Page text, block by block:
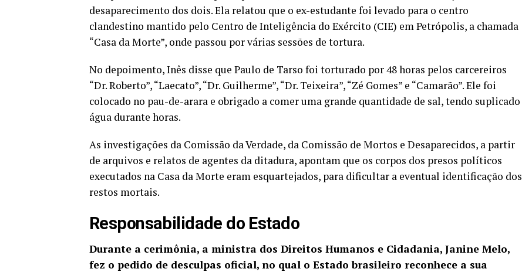
desaparecimento dos dois. Ela relatou que o ex-estudante foi levado para o centro
clandestino mantido pelo Centro de Inteligência do Exército (CIE) em Petrópolis, a chamada
“Casa da Morte”, onde passou por várias sessões de tortura.
No depoimento, Inês disse que Paulo de Tarso foi torturado por 48 horas pelos carcereiros
“Dr. Roberto”, “Laecato”, “Dr. Guilherme”, “Dr. Teixeira”, “Zé Gomes” e “Camarão”. Ele foi
colocado no pau-de-arara e obrigado a comer uma grande quantidade de sal, tendo suplicado
água durante horas.
As investigações da Comissão da Verdade, da Comissão de Mortos e Desaparecidos, a partir
de arquivos e relatos de agentes da ditadura, apontam que os corpos dos presos políticos
executados na Casa da Morte eram esquartejados, para dificultar a eventual identificação dos
restos mortais.
Responsabilidade do Estado
Durante a cerimônia, a ministra dos Direitos Humanos e Cidadania, Janine Melo,
fez o pedido de desculpas oficial, no qual o Estado brasileiro reconhece a sua